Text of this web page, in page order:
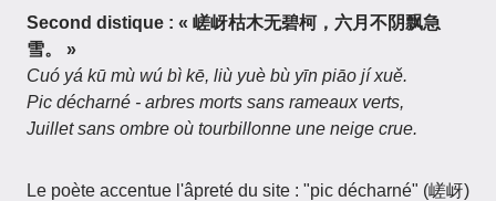
Second distique : « 嵯岈枯木无碧柯，六月不阴飘急
雪。 »
Cuó yá kū mù wú bì kē, liù yuè bù yīn piāo jí xuě.
Pic décharné - arbres morts sans rameaux verts,
Juillet sans ombre où tourbillonne une neige crue.
Le poète accentue l'âpreté du site : "pic décharné" (嵯岈)